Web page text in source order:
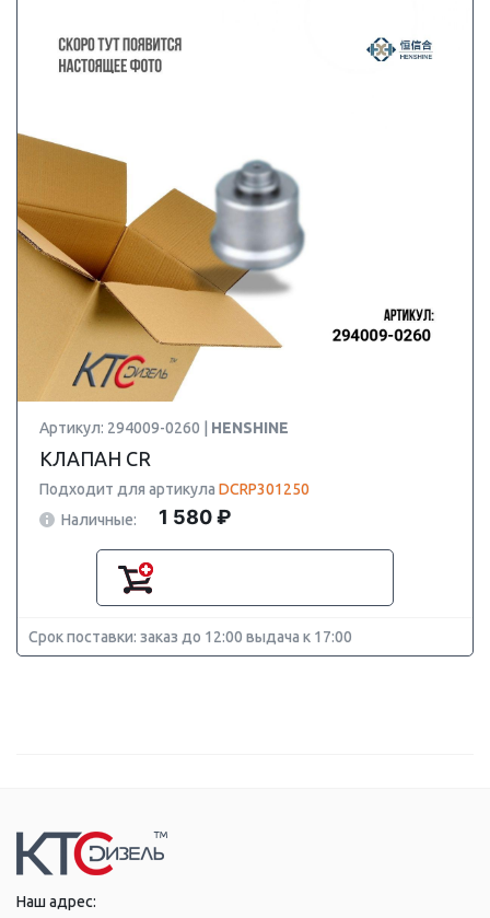
Артикул: 294009-0260 | HENSHINE
КЛАПАН CR
Подходит для артикула DCRP301250
Наличные:
1 580 ₽
Срок поставки: заказ до 12:00 выдача к 17:00
Наш адрес: